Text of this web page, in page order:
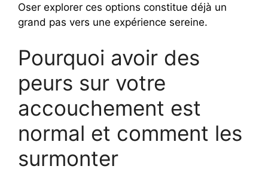
Oser explorer ces options constitue déjà un
grand pas vers une expérience sereine.
Pourquoi avoir des
peurs sur votre
accouchement est
normal et comment les
surmonter